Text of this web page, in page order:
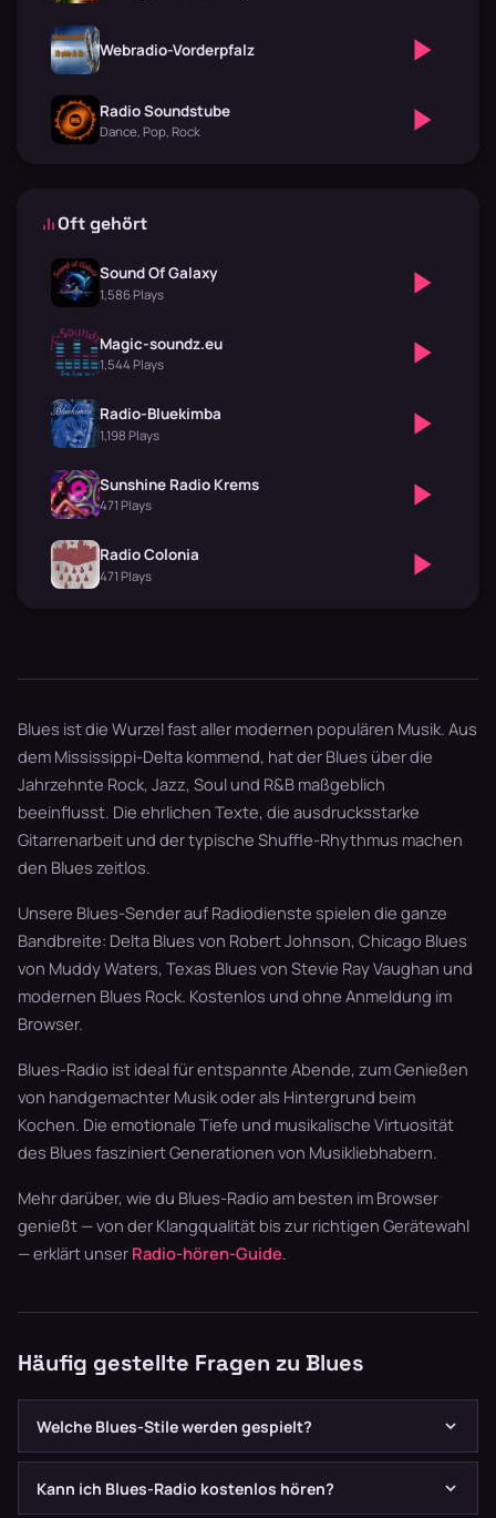
Webradio-Vorderpfalz
Radio Soundstube
Dance, Pop, Rock
Oft gehört
Sound Of Galaxy
1,586 Plays
Magic-soundz.eu
1,544 Plays
Radio-Bluekimba
1,198 Plays
Sunshine Radio Krems
471 Plays
Radio Colonia
471 Plays
Blues ist die Wurzel fast aller modernen populären Musik. Aus
dem Mississippi-Delta kommend, hat der Blues über die
Jahrzehnte Rock, Jazz, Soul und R&B maßgeblich
beeinflusst. Die ehrlichen Texte, die ausdrucksstarke
Gitarrenarbeit und der typische Shuffle-Rhythmus machen
den Blues zeitlos.
Unsere Blues-Sender auf Radiodienste spielen die ganze
Bandbreite: Delta Blues von Robert Johnson, Chicago Blues
von Muddy Waters, Texas Blues von Stevie Ray Vaughan und
modernen Blues Rock. Kostenlos und ohne Anmeldung im
Browser.
Blues-Radio ist ideal für entspannte Abende, zum Genießen
von handgemachter Musik oder als Hintergrund beim
Kochen. Die emotionale Tiefe und musikalische Virtuosität
des Blues fasziniert Generationen von Musikliebhabern.
Mehr darüber, wie du Blues-Radio am besten im Browser
genießt — von der Klangqualität bis zur richtigen Gerätewahl
— erklärt unser Radio-hören-Guide.
Häufig gestellte Fragen zu Blues
Welche Blues-Stile werden gespielt?
Unsere Sender decken Delta Blues, Chicago Blues, Texas
Kann ich Blues-Radio kostenlos hören?